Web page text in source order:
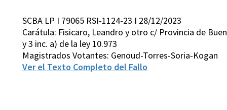
SCBA LP I 79065 RSI-1124-23 I 28/12/2023
Carátula: Fisicaro, Leandro y otro c/ Provincia de
y 3 inc. a) de la ley 10.973
Magistrados Votantes: Genoud-Torres-Soria-Kogan
Ver el Texto Completo del Fallo